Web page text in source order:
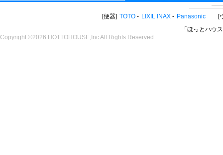
便器 TOTO LIXIL INAX Panasonic
「ほっとハウ
Copyright ©2026 HOTTOHOUSE,Inc All Rights Reserved.